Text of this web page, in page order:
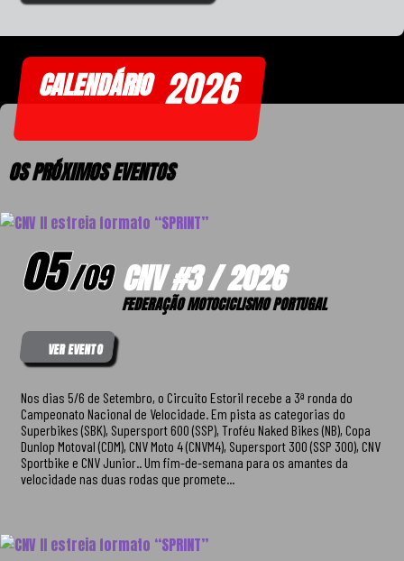
CALENDÁRIO 2026
OS PRÓXIMOS EVENTOS
05/09 CNV #3 / 2026
FEDERAÇÃO MOTOCICLISMO PORTUGAL
VER EVENTO
Nos dias 5/6 de Setembro, o Circuito Estoril recebe a 3ª ronda do
Campeonato Nacional de Velocidade. Em pista as categorias do
Superbikes (SBK), Supersport 600 (SSP), Troféu Naked Bikes (NB), Copa
Dunlop Motoval (CDM), CNV Moto 4 (CNVM4), Supersport 300 (SSP 300), CNV
Sportbike e CNV Junior.. Um fim-de-semana para os amantes da
velocidade nas duas rodas que promete...